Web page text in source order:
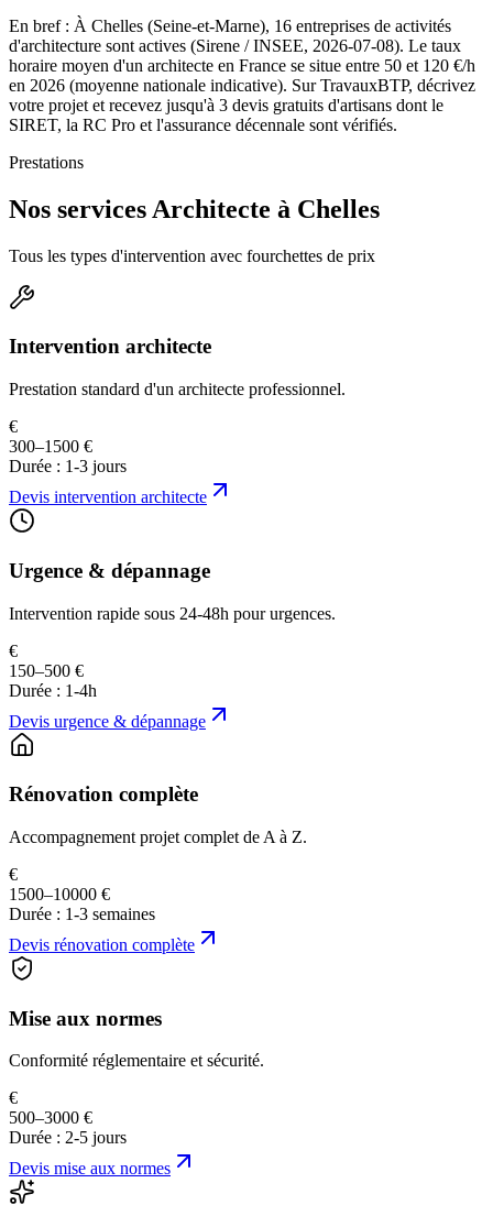
En bref : À Chelles (Seine-et-Marne), 16 entreprises de activités
d'architecture sont actives (Sirene / INSEE, 2026-07-08). Le taux
horaire moyen d'un architecte en France se situe entre 50 et 120 €/h
en 2026 (moyenne nationale indicative). Sur TravauxBTP, décrivez
votre projet et recevez jusqu'à 3 devis gratuits d'artisans dont le
SIRET, la RC Pro et l'assurance décennale sont vérifiés.
Prestations
Nos services Architecte à Chelles
Tous les types d'intervention avec fourchettes de prix
Intervention architecte
Prestation standard d'un architecte professionnel.
€
300–1500 €
Durée : 1-3 jours
Devis intervention architecte
Urgence & dépannage
Intervention rapide sous 24-48h pour urgences.
€
150–500 €
Durée : 1-4h
Devis urgence & dépannage
Rénovation complète
Accompagnement projet complet de A à Z.
€
1500–10000 €
Durée : 1-3 semaines
Devis rénovation complète
Mise aux normes
Conformité réglementaire et sécurité.
€
500–3000 €
Durée : 2-5 jours
Devis mise aux normes